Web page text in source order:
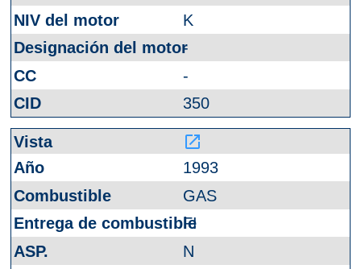
K
-
-
350
launch
1993
GAS
FI
N